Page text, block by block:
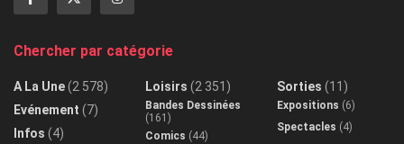
Chercher par catégorie
A La Une(2 578)
Evénement (7)
Infos (4)
Loisirs (2 351)
Bandes Dessinées
(161)
Comics (44)
Sorties (11)
Expositions (6)
Spectacles (4)